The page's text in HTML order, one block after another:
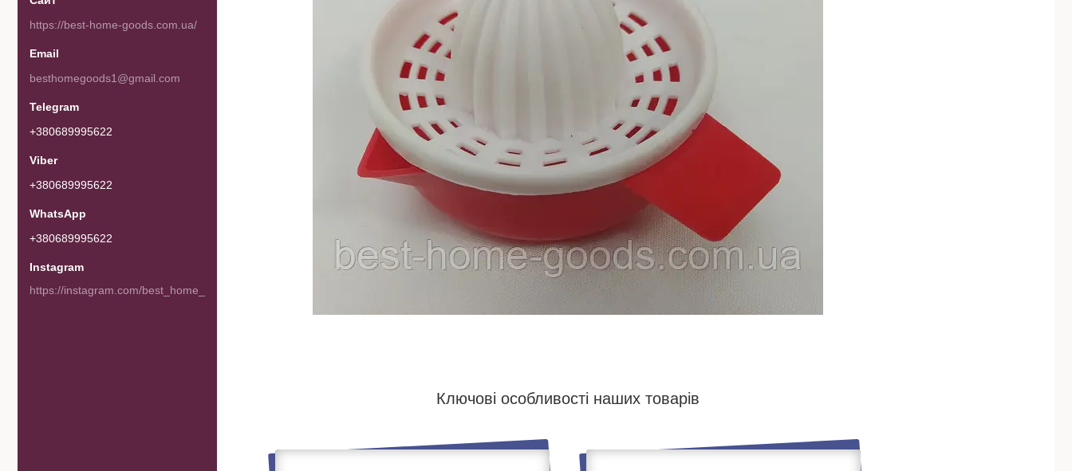
Ключові особливості наших товарів
https://best-home-goods.com.ua/
besthomegoods1@gmail.com
+380689995622
+380689995622
+380689995622
Instagram
https://instagram.com/best_home_goods